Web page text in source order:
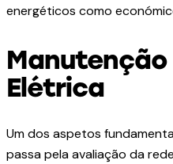
energéticos como
Manutenção
Elétrica
Um dos aspetos
passa pela avaliação da